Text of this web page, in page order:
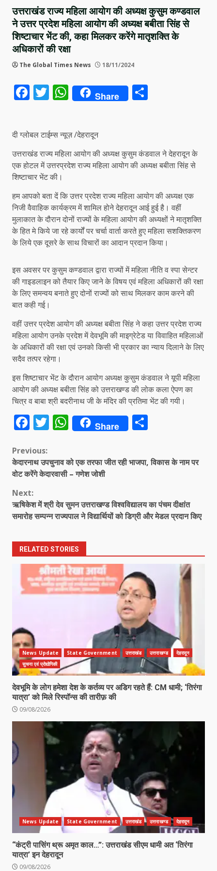
उत्तराखंड राज्य महिला आयोग की अध्यक्ष कुसुम कण्डवाल
ने उत्तर प्रदेश महिला आयोग की अध्यक्ष बबीता सिंह से
शिष्टाचार भेंट की, कहा मिलकर करेंगे मातृशक्ति के
अधिकारों की रक्षा
The Global Times News 18/11/2024
Facebook
Twitter
WhatsApp
Share
दी ग्लोबल टाईम्स न्यूज़ /देहरादून
उत्तराखंड राज्य महिला आयोग की अध्यक्ष कुसुम कंडवाल ने देहरादून के
एक होटल में उत्तरप्रदेश राज्य महिला आयोग की अध्यक्ष बबीता सिंह से
शिष्टाचार भेंट की।
हम आपको बता दें कि उत्तर प्रदेश राज्य महिला आयोग की अध्यक्ष एक
निजी वैवाहिक कार्यक्रम में शामिल होने देहरादून आई हुई है। वहीं
मुलाकात के दौरान दोनों राज्यों के महिला आयोग की अध्यक्षों ने मातृशक्ति
के हित मे किये जा रहे कार्यों पर चर्चा वार्ता करते हुए महिला सशक्तिकरण
के लिये एक दूसरे के साथ विचारों का आदान प्रदान किया।
इस अवसर पर कुसुम कण्डवाल द्वारा राज्यों में महिला नीति व स्पा सेन्टर
की गाइडलाइन को तैयार किए जाने के विषय एवं महिला अधिकारों की रक्षा
के लिए समन्वय बनाते हुए दोनों राज्यों को साथ मिलकर काम करने की
बात कही गई।
वहीं उत्तर प्रदेश आयोग की अध्यक्ष बबीता सिंह ने कहा उत्तर प्रदेश राज्य
महिला आयोग उनके प्रदेश में देवभूमि की माइग्रेटेड या विवाहित महिलाओं
के अधिकारों की रक्षा एवं उनको किसी भी प्रकार का न्याय दिलाने के लिए
सदैव तत्पर रहेगा।
इस शिष्टाचार भेंट के दौरान आयोग अध्यक्ष कुसुम कंडवाल ने यूपी महिला
आयोग की अध्यक्ष बबीता सिंह को उत्तराखण्ड की लोक कला ऐपण का
चित्र व बाबा श्री बदरीनाथ जी के मंदिर की प्रतिमा भेंट की गयी।
Facebook
Twitter
WhatsApp
Share
Continue
Reading
Previous:
केदारनाथ उपचुनाव को एक तरफा जीत रही भाजपा, विकास के नाम पर
वोट करेंगे केदारवासी – गणेश जोशी
Next:
ऋषिकेश में श्री देव सुमन उत्तराखण्ड विश्वविद्यालय का पंचम दीक्षांत
समारोह सम्पन्न राज्यपाल ने विद्यार्थियों को डिग्री और मेडल प्रदान किए
RELATED STORIES
News Update State Government उत्तराखंड उत्तराखण्ड
देहरादून
सुचना एवं प्रोद्योगिकी
देवभूमि के लोग हमेशा देश के कर्तव्य पर अडिग रहते हैं: CM धामी; ‘तिरंगा
यात्रा’ को मिले रिस्पॉन्स की तारीफ़ की
09/08/2026
News Update State Government उत्तराखंड उत्तराखण्ड देहरादून
“कंट्री पासिंग थ्रू अमृत काल…”: उत्तराखंड सीएम धामी अत ‘तिरंगा
यात्रा’ इन देहरादून
09/08/2026